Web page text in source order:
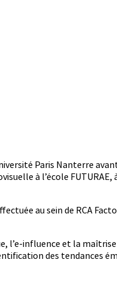
Paris Nanterre
à l’école FUTURAE,
au sein de RCA
influence et la
des tendances